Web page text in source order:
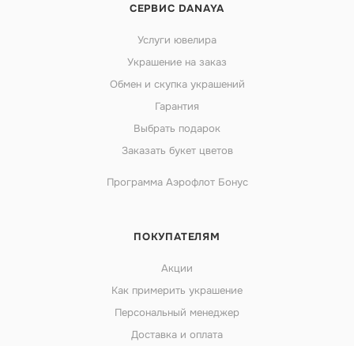
СЕРВИС DANAYA
Услуги ювелира
Украшение на заказ
Обмен и скупка украшений
Гарантия
Выбрать подарок
Заказать букет цветов
Программа Аэрофлот Бонус
ПОКУПАТЕЛЯМ
Акции
Как примерить украшение
Персональный менеджер
Доставка и оплата